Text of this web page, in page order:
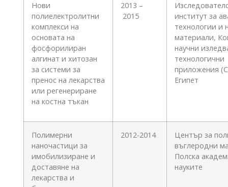
Нови
полиелектролитни
комплекси на
основата на
фосфорилиран
алгинат и хитозан
за системи за
пренос на лекарства
или регенериране
на костна тъкан
2013 –
2015
институт за
технологии и
материали,
научни
технологични
приложения
Египет
Полимерни
наночастици за
имобилизиране и
доставяне на
лекарства и
2012-2014
Център за
въглеродни
Полска
науките